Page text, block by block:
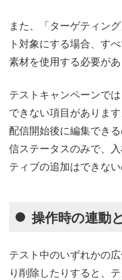
また、「ターゲティン
ト対象にする場合、す
素材を使用する必要があ
テストキャンペーンで
できない項目があります
配信開始後に編集でき
信ステータスのみで、
ティブの追加はできな
操作時の連動
テスト中のいずれかの
り削除したりすると、